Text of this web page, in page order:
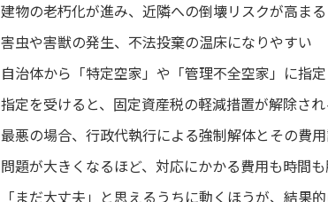
建物の老朽化が進み、近隣への倒壊リスクが高まる
害虫や害獣の発生、不法投棄の温床になりやすい
自治体から「特定空家」や「管理不全空家」に指
指定を受けると、固定資産税の軽減措置が解除され
最悪の場合、行政代執行による強制解体とその費
問題が大きくなるほど、対応にかかる費用も時間も
「まだ大丈夫」と思えるうちに動くほうが、結果